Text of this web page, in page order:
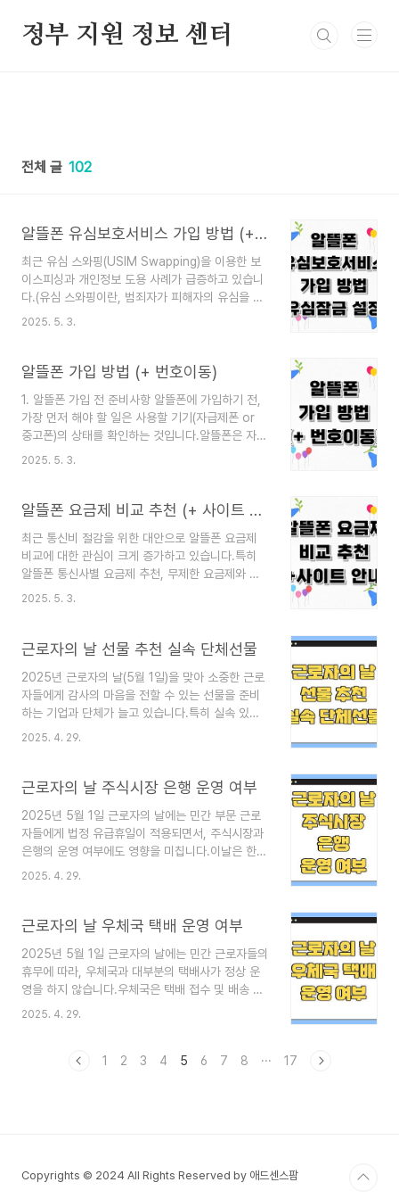
정부 지원 정보 센터
전체 글 102
알뜰폰 유심보호서비스 가입 방법 (+ 유심 잠금 설정)
최근 유심 스와핑(USIM Swapping)을 이용한 보
이스피싱과 개인정보 도용 사례가 급증하고 있습니
다.(유심 스와핑이란, 범죄자가 피해자의 유심을 무
단으로 복제하거나 통신사에 재발급 요청해 본인의
죄자 스마트폰으로 전달되며, 이후 금융앱 접속, 메
이어질 수 있습니다.) 알뜰폰 사용자는 상대적으로
보안 의식이 낮아 유심 해킹 위험에 더 노출되어 있
습니다.유심보호 서비스를 제대로 설정하면 휴대폰
도난이나 명의도용 같은 피해를 예방할 수 있습니
알뜰폰 유심보..
2025. 5. 3.
알뜰폰 가입 방법 (+ 번호이동)
1. 알뜰폰 가입 전 준비사항 알뜰폰에 가입하기 전,
가장 먼저 해야 할 일은 사용할 기기(자급제폰 or
중고폰)의 상태를 확인하는 것입니다.알뜰폰은 자급
제폰 + 유심 조합이 기본이며, 대부분의 스마트폰은
eSIM으로 개통할지, 물리적 유심으로 개통할지 결
도 되며, 셀프 개통이 매우 편리하지만 지원 기기와
통신사가 제한적입니다.또한, 본인이 사용할 망(SK,
KT, LG U+) 선택도 중요합니다. 사용 중인 스마트
폰이 어느 망과 궁합이 좋은지 확인해 두면 통신 품
인..
2025. 5. 3.
알뜰폰 요금제 비교 추천 (+ 사이트 안내)
최근 통신비 절감을 위한 대안으로 알뜰폰 요금제
비교에 대한 관심이 크게 증가하고 있습니다.특히
알뜰폰 통신사별 요금제 추천, 무제한 요금제와 데
이터 중심 요금제, 그리고 요금제 비교사이트 활용
요금제 선택 팁, 그리고 가입 전 반드시 알아야 할
1. 알뜰폰의 장단점과 통신 3사 비교 ✅ 알뜰폰의 장
점저렴한 요금제동일한 통신망을 사용하지만 월 요
금이 최대 50% 이상 저렴합니다.특히 기본 음성
요금제, 데이터 소량 요금제의 가격 경쟁력이 매우
된 계약 없이 필요한 시점..
2025. 5. 3.
근로자의 날 선물 추천 실속 단체선물
2025년 근로자의 날(5월 1일)을 맞아 소중한 근로
자들에게 감사의 마음을 전할 수 있는 선물을 준비
하는 기업과 단체가 늘고 있습니다.특히 실속 있는
단체선물을 준비하려면 가성비와 실용성을 모두 고
체 선물 아이디어, 그리고 선물 선택 시 주의해야 할
미 근로자의 날은 모든 근로자의 노고에 감사하고
격려하는 날입니다.기업이나 기관, 단체에서는 직원
들에게 감사의 마음을 전하기 위해 작지만 의미 있
는 선물을 준비하는 경우가 많습니다. 근로자의 날
일로, 휴무..
2025. 4. 29.
근로자의 날 주식시장 은행 운영 여부
2025년 5월 1일 근로자의 날에는 민간 부문 근로
자들에게 법정 유급휴일이 적용되면서, 주식시장과
은행의 운영 여부에도 영향을 미칩니다.이날은 한국
주식시장(코스피·코스닥)이 휴장 하며, 대부분의 은
기(ATM)는 정상 이용이 가능합니다.이번 글에서는
한 서비스, 주의사항까지 한눈에 정리해 드립니다.
1. 근로자의 날이란? 근로자의 날은 노동자의 권익
을 보호하고 노고를 기리기 위해 제정된 민간 부문
중심의 법정 유급휴일입니다.공무원, 교원 등은 해
운영 여부2..
2025. 4. 29.
근로자의 날 우체국 택배 운영 여부
2025년 5월 1일 근로자의 날에는 민간 근로자들의
휴무에 따라, 우체국과 대부분의 택배사가 정상 운
영을 하지 않습니다.우체국은 택배 접수 및 배송 업
무가 중단되며, 일부 민간 택배사 역시 근로자의 날
점 우체국에서 제한적으로 운영될 수 있으니 주의가
유급휴일입니다.공무원과 일부 공공기관을 제외한
대부분의 민간 근로자들이 휴무 대상이 됩니다. 근
2025. 4. 29.
1 2 3 4 5 6 7 8 ··· 17
Copyrights © 2024 All Rights Reserved by 애드센스팜